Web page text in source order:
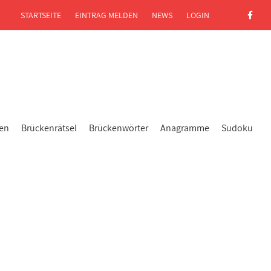
Brückenrätsel Brückenwörter Anagramme Sudoku
STARTSEITE EINTRAG MELDEN NEWS LOGIN